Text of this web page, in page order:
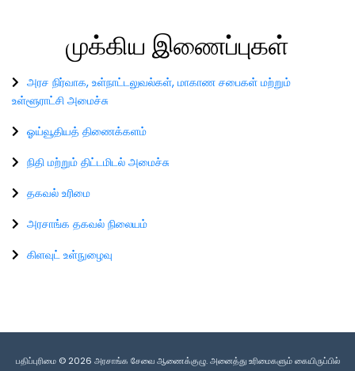
முக்கிய இணைப்புகள்
அரச நிர்வாக, உள்நாட்டலுவல்கள், மாகாண சபைகள் மற்றும்
உள்ளூராட்சி அமைச்சு
ஓய்வூதியத் திணைக்களம்
நிதி மற்றும் திட்டமிடல் அமைச்சு
தகவல் உரிமை
அரசாங்க தகவல் நிலையம்
கிளவுட் உள்நுழைவு
பதிப்புரிமை © 2026 அரசாங்க சேவை ஆணைக்குழு. அனைத்து உரிமைகளும் கையிருப்பில்